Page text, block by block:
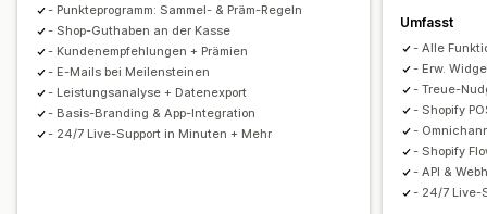
- Punkteprogramm: Sammel- & Präm-Regeln
- Shop-Guthaben an der Kasse
- Kundenempfehlungen + Prämien
- E-Mails bei Meilensteinen
- Leistungsanalyse + Datenexport
- Basis-Branding & App-Integration
- 24/7 Live-Support in Minuten + Mehr
Umfasst
- Alle
- Erw.
- Treue-
- Shopify
-
- Shopify
- API &
- 24/7 Live-